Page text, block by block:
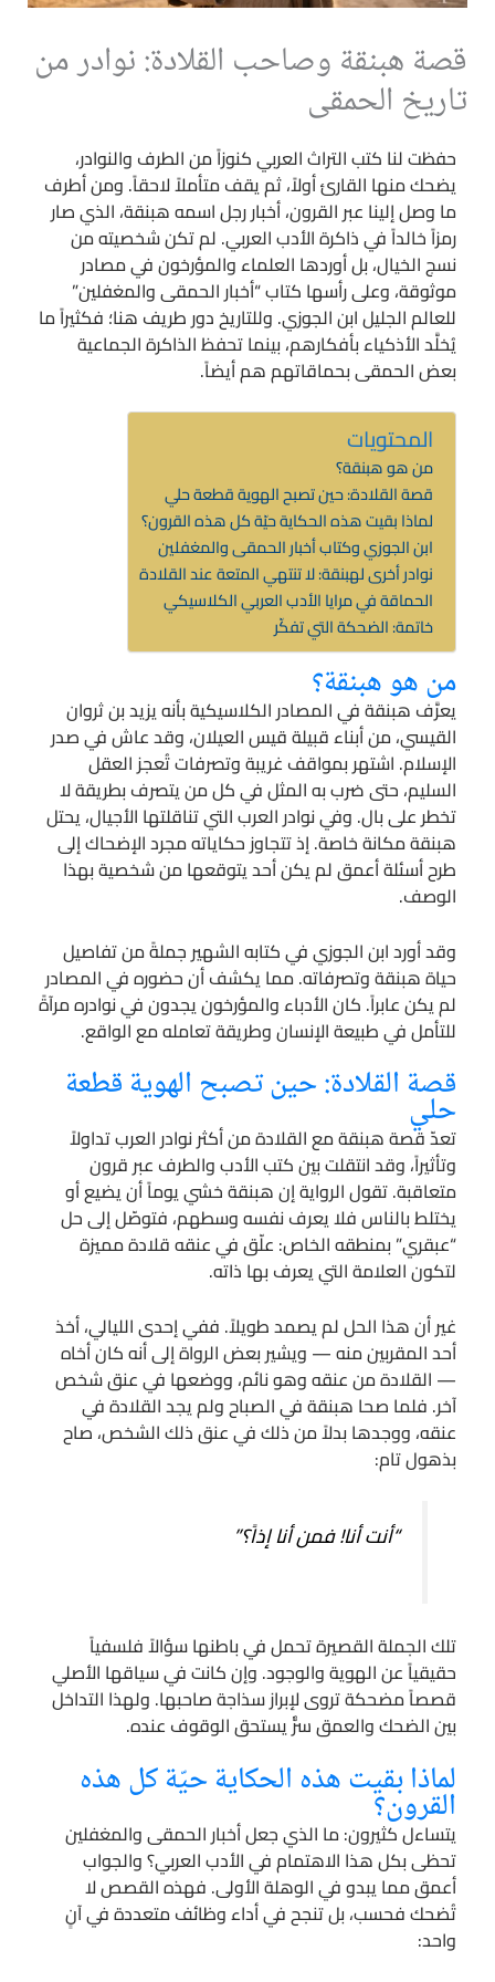
قصة هبنقة وصاحب القلادة: نوادر من
تاريخ الحمقى
حفظت لنا كتب التراث العربي كنوزاً من الطرف والنوادر،
يضحك منها القارئ أولاً، ثم يقف متأملاً لاحقاً. ومن أطرف
ما وصل إلينا عبر القرون، أخبار رجل اسمه هبنقة، الذي صار
رمزاً خالداً في ذاكرة الأدب العربي. لم تكن شخصيته من
نسج الخيال، بل أوردها العلماء والمؤرخون في مصادر
موثوقة، وعلى رأسها كتاب “أخبار الحمقى والمغفلين”
للعالم الجليل ابن الجوزي. وللتاريخ دور طريف هنا؛ فكثيراً ما
يُخلَّد الأذكياء بأفكارهم، بينما تحفظ الذاكرة الجماعية
بعض الحمقى بحماقاتهم هم أيضاً.
المحتويات
من هو هبنقة؟
قصة القلادة: حين تصبح الهوية قطعة حلي
لماذا بقيت هذه الحكاية حيّة كل هذه القرون؟
ابن الجوزي وكتاب أخبار الحمقى والمغفلين
نوادر أخرى لهبنقة: لا تنتهي المتعة عند القلادة
الحماقة في مرايا الأدب العربي الكلاسيكي
خاتمة: الضحكة التي تفكّر
من هو هبنقة؟
يعرَّف هبنقة في المصادر الكلاسيكية بأنه يزيد بن ثروان
القيسي، من أبناء قبيلة قيس العيلان، وقد عاش في صدر
الإسلام. اشتهر بمواقف غريبة وتصرفات تُعجز العقل
السليم، حتى ضرب به المثل في كل من يتصرف بطريقة لا
تخطر على بال. وفي نوادر العرب التي تناقلتها الأجيال، يحتل
هبنقة مكانة خاصة. إذ تتجاوز حكاياته مجرد الإضحاك إلى
طرح أسئلة أعمق لم يكن أحد يتوقعها من شخصية بهذا
الوصف.
وقد أورد ابن الجوزي في كتابه الشهير جملةً من تفاصيل
حياة هبنقة وتصرفاته. مما يكشف أن حضوره في المصادر
لم يكن عابراً. كان الأدباء والمؤرخون يجدون في نوادره مرآةً
للتأمل في طبيعة الإنسان وطريقة تعامله مع الواقع.
قصة القلادة: حين تصبح الهوية قطعة
حلي
تعدّ قصة هبنقة مع القلادة من أكثر نوادر العرب تداولاً
وتأثيراً، وقد انتقلت بين كتب الأدب والطرف عبر قرون
متعاقبة. تقول الرواية إن هبنقة خشي يوماً أن يضيع أو
يختلط بالناس فلا يعرف نفسه وسطهم، فتوصّل إلى حل
“عبقري” بمنطقه الخاص: علّق في عنقه قلادة مميزة
لتكون العلامة التي يعرف بها ذاته.
غير أن هذا الحل لم يصمد طويلاً. ففي إحدى الليالي، أخذ
أحد المقربين منه — ويشير بعض الرواة إلى أنه كان أخاه
— القلادة من عنقه وهو نائم، ووضعها في عنق شخص
آخر. فلما صحا هبنقة في الصباح ولم يجد القلادة في
عنقه، ووجدها بدلاً من ذلك في عنق ذلك الشخص، صاح
بذهول تام:
“أنت أنا! فمن أنا إذاً؟”
تلك الجملة القصيرة تحمل في باطنها سؤالاً فلسفياً
حقيقياً عن الهوية والوجود. وإن كانت في سياقها الأصلي
قصصاً مضحكة تروى لإبراز سذاجة صاحبها. ولهذا التداخل
بين الضحك والعمق سرٌّ يستحق الوقوف عنده.
لماذا بقيت هذه الحكاية حيّة كل هذه
القرون؟
يتساءل كثيرون: ما الذي جعل أخبار الحمقى والمغفلين
تحظى بكل هذا الاهتمام في الأدب العربي؟ والجواب
أعمق مما يبدو في الوهلة الأولى. فهذه القصص لا
تُضحك فحسب، بل تنجح في أداء وظائف متعددة في آنٍ
واحد: